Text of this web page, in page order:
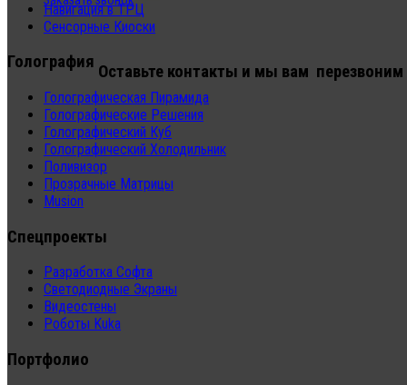
Оставьте контакты и мы вам перезвоним
Навигация в ТРЦ
Сенсорные Киоски
Голография
Голографическая Пирамида
Голографические Решения
Голографический Куб
Голографический Холодильник
Поливизор
Прозрачные Матрицы
Musion
Спецпроекты
Разработка Софта
Светодиодные Экраны
Видеостены
Роботы Kuka
Портфолио